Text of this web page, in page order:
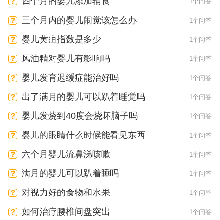
三个月内的婴儿闹觉该怎么办 1个问答
婴儿黄疸指数是多少 1个问答
风油精对婴儿有影响吗 1个问答
婴儿发育迟缓症能治好吗 1个问答
出了满月的婴儿可以趴着睡觉吗 1个问答
婴儿发烧到40度会烧坏脑子吗 1个问答
婴儿的眼睛什么时候能看见东西 1个问答
六个月婴儿流鼻涕咳嗽 1个问答
满月的婴儿可以趴着睡吗 1个问答
对视力好的食物和水果 1个问答
如何治疗腰椎间盘突出 1个问答